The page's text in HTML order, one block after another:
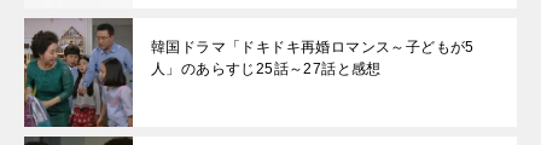
韓国ドラマ「ドキドキ再婚ロマンス～子どもが5
人」のあらすじ25話～27話と感想